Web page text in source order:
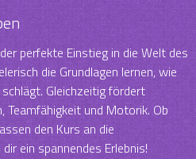
perfekte Einstieg in die Welt des
die Grundlagen lernen, wie
Gleichzeitig fördert
Teamfähigkeit und Motorik. Ob
den Kurs an die
ein spannendes Erlebnis!